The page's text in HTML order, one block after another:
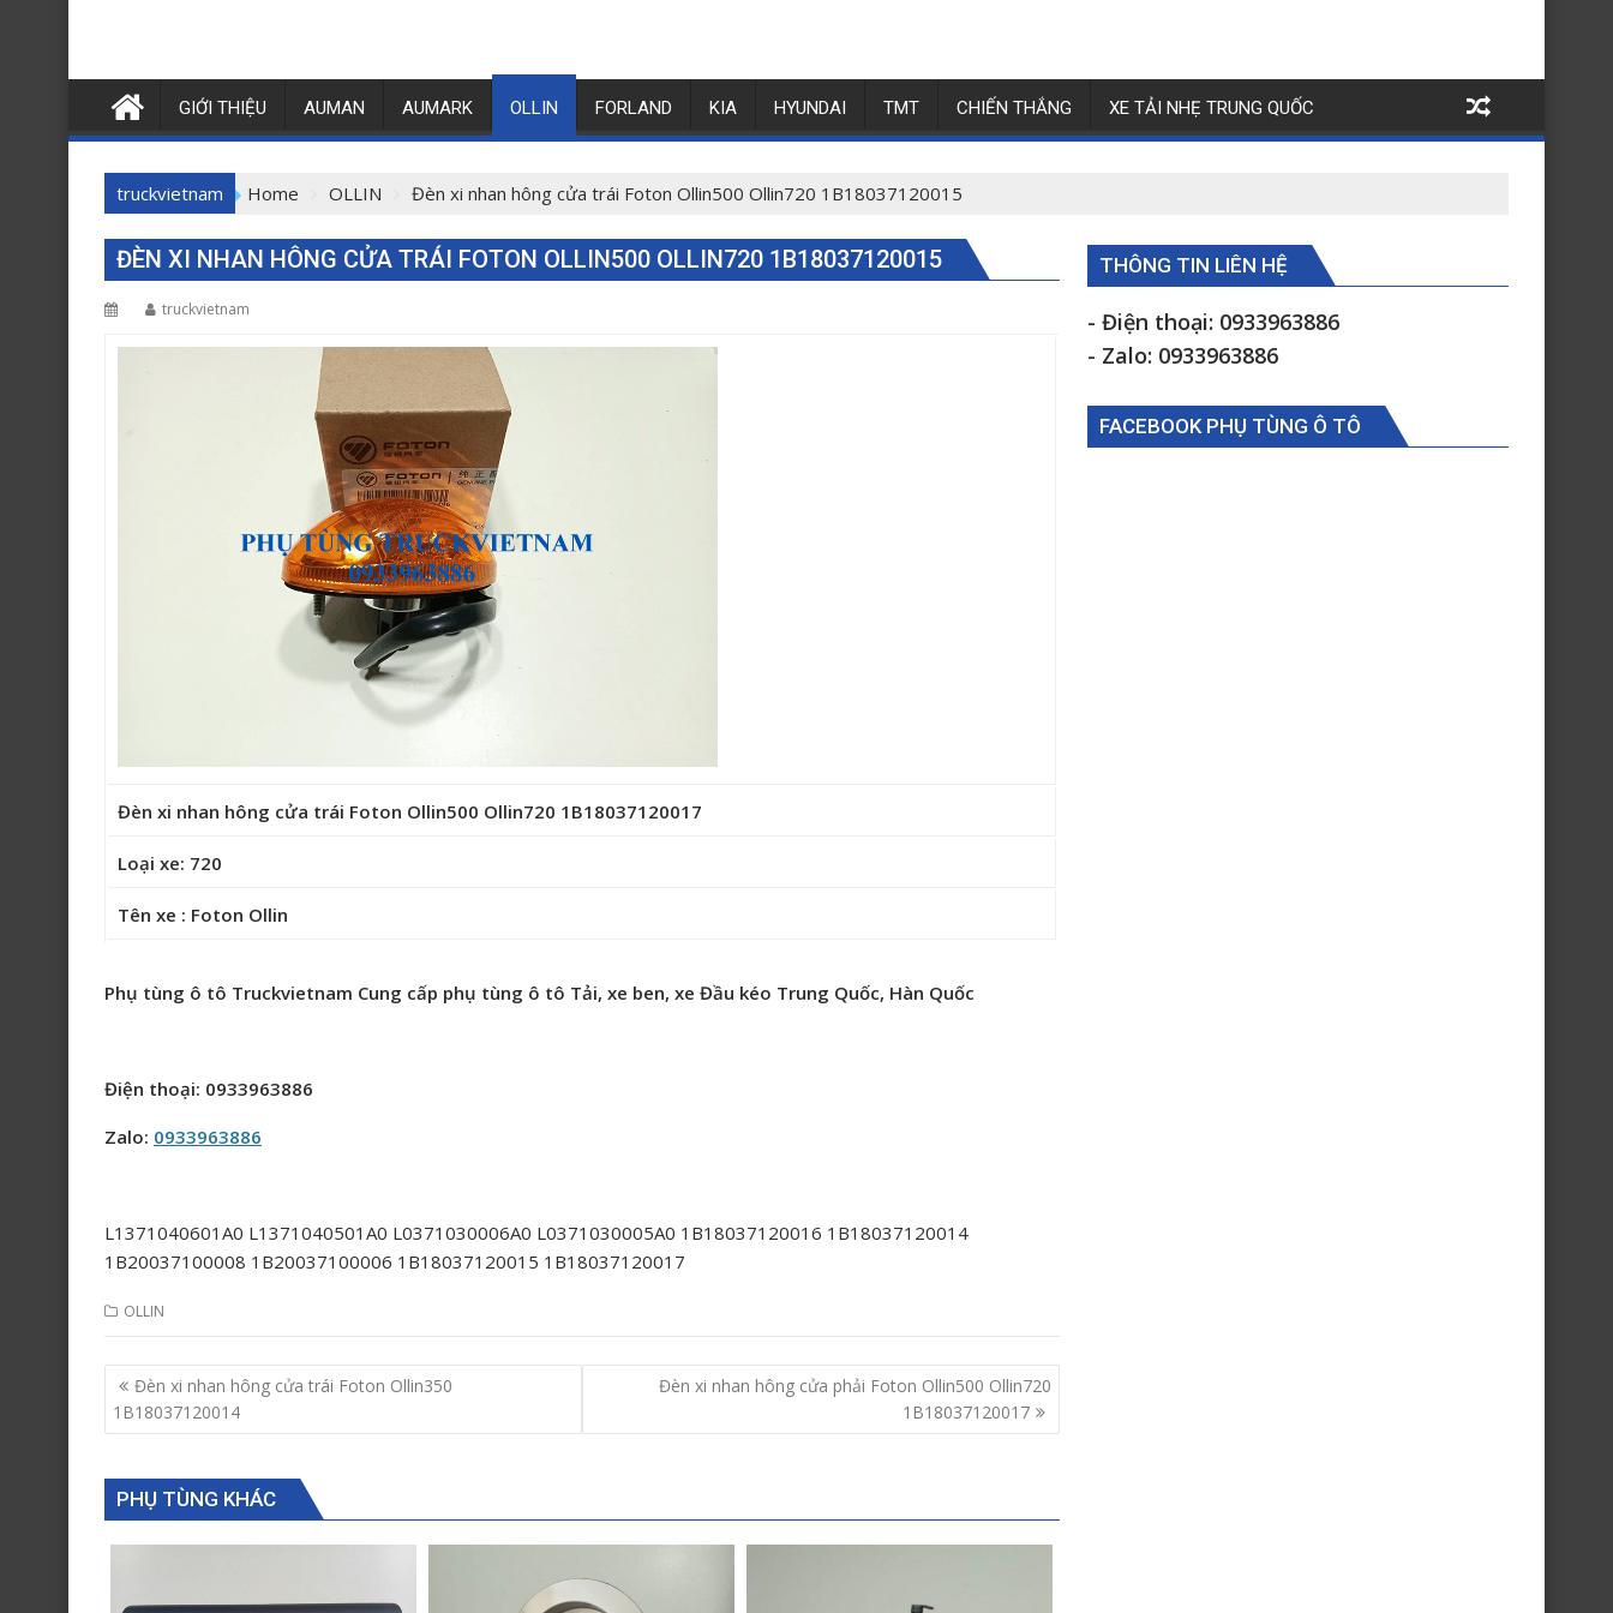
GIỚI THIỆU AUMAN AUMARK OLLIN FORLAND KIA HYUNDAI TMT CHIẾN THẮNG XE TẢI NHẸ TRUNG QUỐC
truckvietnam Home OLLIN Đèn xi nhan hông cửa trái Foton Ollin500 Ollin720 1B18037120015
ĐÈN XI NHAN HÔNG CỬA TRÁI FOTON OLLIN500 OLLIN720 1B18037120015
truckvietnam
Đèn xi nhan hông cửa trái Foton Ollin500 Ollin720 1B18037120017
Loại xe: 720
Tên xe : Foton Ollin
Phụ tùng ô tô Truckvietnam Cung cấp phụ tùng ô tô Tải, xe ben, xe Đầu kéo Trung Quốc, Hàn Quốc
Điện thoại: 0933963886
Zalo: 0933963886
L1371040601A0 L1371040501A0 L0371030006A0 L0371030005A0 1B18037120016 1B18037120014
1B20037100008 1B20037100006 1B18037120015 1B18037120017
OLLIN
Post
navigation
Đèn xi nhan hông cửa trái Foton Ollin350
1B18037120014
Đèn xi nhan hông cửa phải Foton Ollin500 Ollin720
1B18037120017
PHỤ TÙNG KHÁC
THÔNG TIN LIÊN HỆ
- Điện thoại: 0933963886
- Zalo: 0933963886
FACEBOOK PHỤ TÙNG Ô TÔ